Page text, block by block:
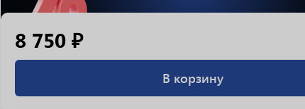
8 750 ₽
В корзину